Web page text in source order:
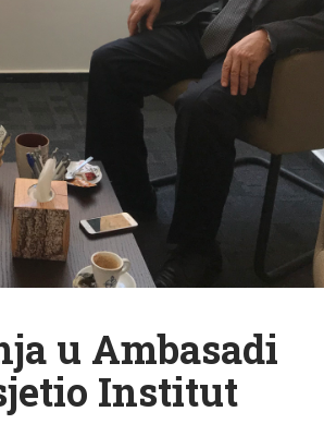
u Ambasadi
Institut